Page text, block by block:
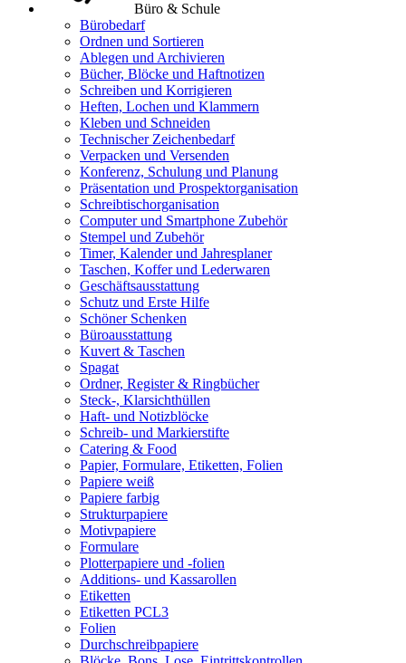
Büro & Schule
Bürobedarf
Ordnen und Sortieren
Ablegen und Archivieren
Bücher, Blöcke und Haftnotizen
Schreiben und Korrigieren
Heften, Lochen und Klammern
Kleben und Schneiden
Technischer Zeichenbedarf
Verpacken und Versenden
Konferenz, Schulung und Planung
Präsentation und Prospektorganisation
Schreibtischorganisation
Computer und Smartphone Zubehör
Stempel und Zubehör
Timer, Kalender und Jahresplaner
Taschen, Koffer und Lederwaren
Geschäftsausstattung
Schutz und Erste Hilfe
Schöner Schenken
Büroausstattung
Kuvert & Taschen
Spagat
Ordner, Register & Ringbücher
Steck-, Klarsichthüllen
Haft- und Notizblöcke
Schreib- und Markierstifte
Catering & Food
Papier, Formulare, Etiketten, Folien
Papiere weiß
Papiere farbig
Strukturpapiere
Motivpapiere
Formulare
Plotterpapiere und -folien
Additions- und Kassarollen
Etiketten
Etiketten PCL3
Folien
Durchschreibpapiere